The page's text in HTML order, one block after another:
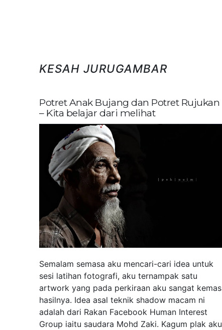
KESAH JURUGAMBAR
Potret Anak Bujang dan Potret Rujukan
– Kita belajar dari melihat
Semalam semasa aku mencari-cari idea untuk
sesi latihan fotografi, aku ternampak satu
artwork yang pada perkiraan aku sangat kemas
hasilnya. Idea asal teknik shadow macam ni
adalah dari Rakan Facebook Human Interest
Group iaitu saudara Mohd Zaki. Kagum plak aku